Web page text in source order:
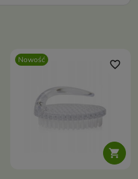
Nowość

favorite_border